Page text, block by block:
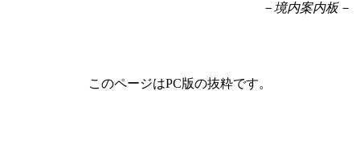
－境内案内板－
このページはPC版の抜粋です。